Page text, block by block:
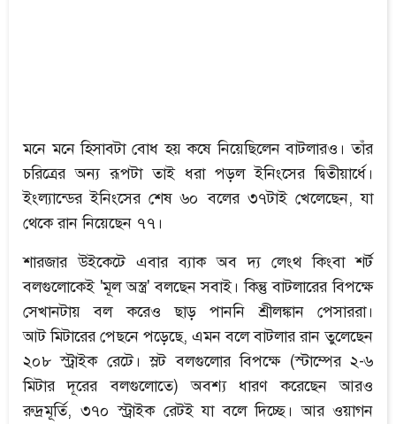
মনে মনে হিসাবটা বোধ হয় কষে নিয়েছিলেন বাটলারও। তাঁর
চরিত্রের অন্য রূপটা তাই ধরা পড়ল ইনিংসের দ্বিতীয়ার্ধে।
ইংল্যান্ডের ইনিংসের শেষ ৬০ বলের ৩৭টাই খেলেছেন, যা
থেকে রান নিয়েছেন ৭৭।
শারজার উইকেটে এবার ব্যাক অব দ্য লেংথ কিংবা শর্ট
বলগুলোকেই 'মূল অস্ত্র' বলছেন সবাই। কিন্তু বাটলারের বিপক্ষে
সেখানটায় বল করেও ছাড় পাননি শ্রীলঙ্কান পেসাররা।
আট মিটারের পেছনে পড়েছে, এমন বলে বাটলার রান তুলেছেন
২০৮ স্ট্রাইক রেটে। স্লট বলগুলোর বিপক্ষে (স্টাম্পের ২-৬
মিটার দূরের বলগুলোতে) অবশ্য ধারণ করেছেন আরও
রুদ্রমূর্তি, ৩৭০ স্ট্রাইক রেটই যা বলে দিচ্ছে। আর ওয়াগন